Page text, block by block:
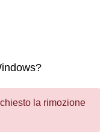
la rimozione